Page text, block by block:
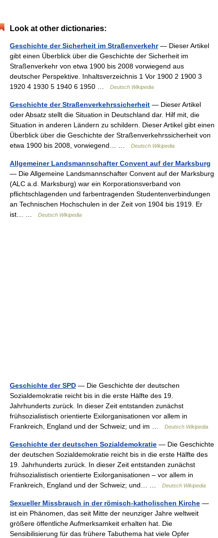
Look at other dictionaries:
Geschichte der Sicherheit im Straßenverkehr— Dieser Artikel
gibt einen Überblick über die Geschichte der Sicherheit im
Straßenverkehr von etwa 1900 bis 2008 vorwiegend aus
deutscher Perspektive. Inhaltsverzeichnis 1 Vor 1900 2 1900 3
1920 4 1930 5 1940 6 1950 …
Deutsch Wikipedia
Geschichte der Straßenverkehrssicherheit — Dieser Artikel
oder Absatz stellt die Situation in Deutschland dar. Hilf mit, die
Situation in anderen Ländern zu schildern. Dieser Artikel gibt einen
Überblick über die Geschichte der Straßenverkehrssicherheit von
etwa 1900 bis 2008, vorwiegend… …
Deutsch Wikipedia
Allgemeiner Landsmannschafter Convent auf der Marksburg
— Die Allgemeine Landsmannschafter Convent auf der Marksburg
(ALC a.d. Marksburg) war ein Korporationsverband von
pflichtschlagenden und farbentragenden Studentenverbindungen
an Technischen Hochschulen in der Zeit von 1904 bis 1919. Er
ist… …
Deutsch Wikipedia
Geschichte der SPD — Die Geschichte der deutschen
Sozialdemokratie reicht bis in die erste Hälfte des 19.
Jahrhunderts zurück. In dieser Zeit entstanden zunächst
frühsozialistisch orientierte Exilorganisationen vor allem in
Frankreich, England und der Schweiz; und im …
Deutsch Wikipedia
Geschichte der deutschen Sozialdemokratie — Die Geschichte
der deutschen Sozialdemokratie reicht bis in die erste Hälfte des
19. Jahrhunderts zurück. In dieser Zeit entstanden zunächst
frühsozialistisch orientierte Exilorganisationen – vor allem in
Frankreich, England und der Schweiz; und… …
Deutsch Wikipedia
Sexueller Missbrauch in der römisch-katholischen Kirche —
ist ein Phänomen, das seit Mitte der neunziger Jahre weltweit
größere öffentliche Aufmerksamkeit erhalten hat. Die
Sensibilisierung für das frühere Tabuthema hat viele Opfer